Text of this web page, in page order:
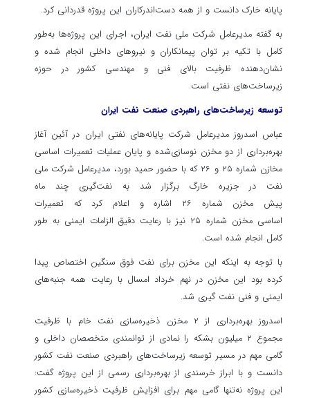
پایانه خارک دانست و از همه دست‌اندرکاران این پروژه قدردانی کرد.
به گفته مدیرعامل شرکت ملی نفت ایران، اجرای این پروژه‌ها به‌طور
کامل با تکیه بر توان پیمانکاران و نیروهای داخلی انجام شده و
نشان‌دهنده ظرفیت بالای فنی و مهندسی کشور در حوزه
زیرساخت‌های نفتی است.
توسعه زیرساخت‌های راهبردی صنعت نفت ایران
عباس اسدروز مدیرعامل شرکت پایانه‌های نفتی ایران در آئین آغاز
بهره‌برداری از دو مخزن نوسازی‌شده و پایان عملیات تعمیرات اساسی
مخازن شماره ۲۵ و ۲۶ که با حضور حمید بورد، مدیرعامل شرکت ملی
نفت در جزیره خارگ برگزار شد به نفت‌گیری چند ماه
پیش مخزن شماره ۲۶ اشاره و اعلام کرد که تعمیرات
اساسی مخزن شماره ۲۵ نیز با رعایت دقیق الزامات ایمنی به طور
کامل انجام شده است.
با توجه به اینکه این مخزن برای نفت فوق سنگین اختصاص پیدا
کرده بود این مخزن در نهم خرداد امسال با رعایت همه جنبه‌های
ایمنی و فنی نفت گیری شد.
اسدروز بهره‌برداری از ۲ مخزن ذخیره‌سازی نفت خام با ظرفیت
مجموع ۲ میلیون بشکه را نمادی از توانمندی متخصصان داخلی و
گامی مهم در مسیر توسعه زیرساخت‌های راهبردی صنعت نفت کشور
دانست و با ابراز خرسندی از بهره‌برداری رسمی از این پروژه گفت:
این پروژه نه‌تنها گامی مهم برای افزایش ظرفیت ذخیره‌سازی کشور